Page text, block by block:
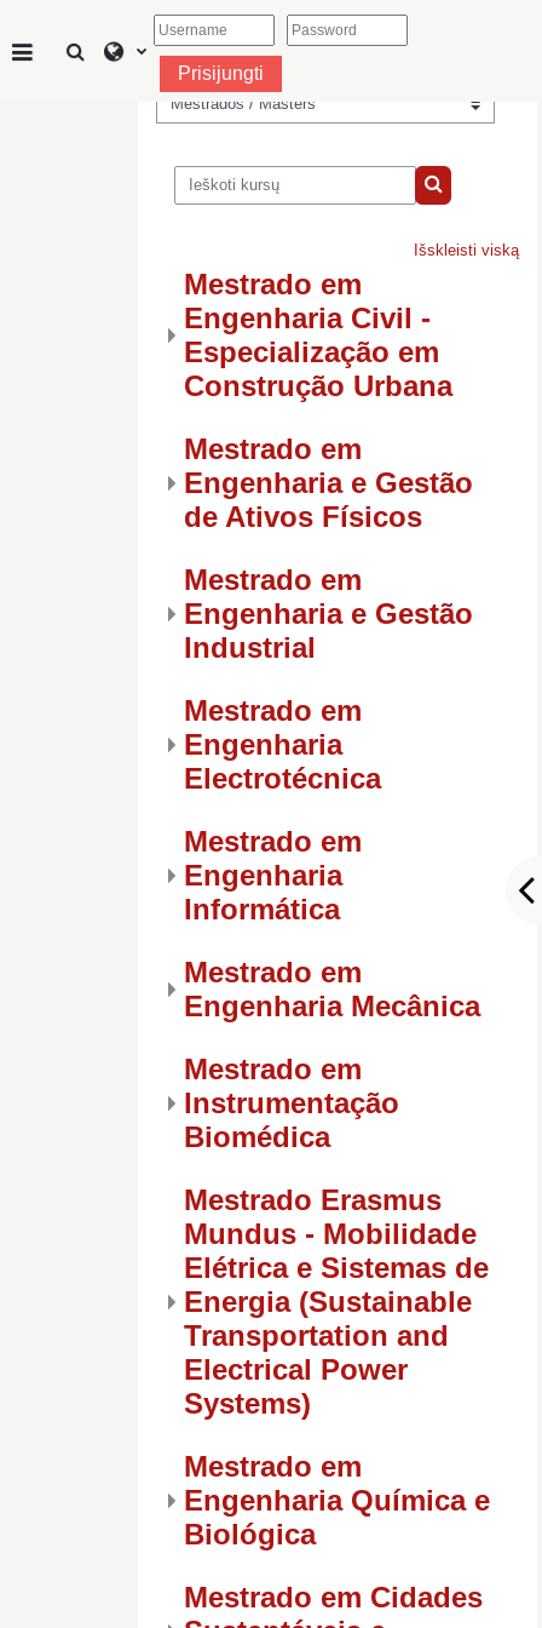
Šoninis skydelis
Perjungti paieškos įvestį
Prisijungti
Kursų kategorijos
Ieškoti kursų
Ieškoti kursų
Išskleisti viską
Mestrado em
Engenharia Civil -
Especialização em
Construção Urbana
Mestrado em
Engenharia e Gestão
de Ativos Físicos
Mestrado em
Engenharia e Gestão
Industrial
Mestrado em
Engenharia
Electrotécnica
Mestrado em
Engenharia
Informática
Mestrado em
Engenharia Mecânica
Mestrado em
Instrumentação
Biomédica
Mestrado Erasmus
Mundus - Mobilidade
Elétrica e Sistemas de
Energia (Sustainable
Transportation and
Electrical Power
Systems)
Mestrado em
Engenharia Química e
Biológica
Mestrado em Cidades